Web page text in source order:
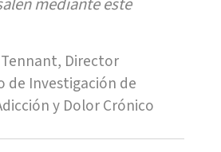
, Director
de Investigación de
y Dolor Crónico